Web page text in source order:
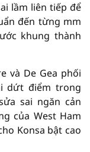
lầm liên tiếp để
đến từng mm
khung thành
và De Gea phối
dứt điểm trong
sai ngăn cản
của West Ham
Konsa bật cao